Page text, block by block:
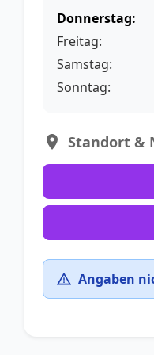
Donnerstag:
Freitag:
Samstag:
Sonntag:
Standort &
Angaben